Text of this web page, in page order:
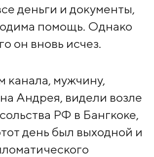
деньги и документы,
помощь. Однако
он вновь исчез.
канала, мужчину,
Андрея, видели возле
РФ в Бангкоке,
день был выходной и